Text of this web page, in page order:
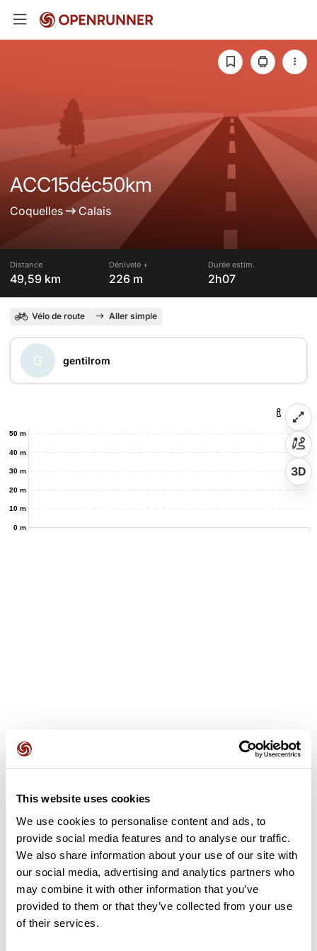
This website uses cookies
We use cookies to personalise content and ads, to
provide social media features and to analyse our traffic.
We also share information about your use of our site with
our social media, advertising and analytics partners who
may combine it with other information that you’ve
provided to them or that they’ve collected from your use
of their services.
ACC15déc50km
Coquelles Calais
Distance
49,59 km
Dénivelé +
226 m
Durée estim.
2h07
Vélo de route Aller simple
G gentilrom
0 m
10 m
20 m
30 m
40 m
50 m
3D
Avis des utilisateurs
Soyez le premier à ajouter un avis !
Ajouter un avis
Résumé